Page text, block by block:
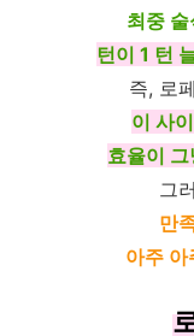
최중
턴이 1 턴
즉, 로
이 사
효율이
그
만
아주